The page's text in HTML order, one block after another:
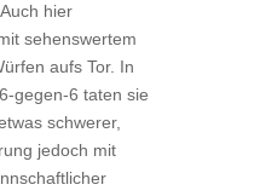
hier
sehenswertem
aufs Tor. In
gegen-6 taten sie
schwerer,
jedoch mit